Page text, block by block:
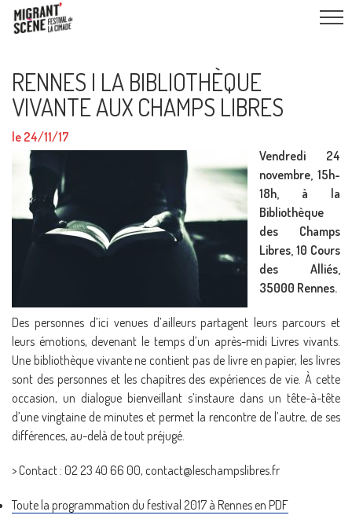
RENNES I LA BIBLIOTHÈQUE
VIVANTE AUX CHAMPS LIBRES
le 24/11/17
Vendredi 24
novembre, 15h-
18h, à la
Bibliothèque
des Champs
Libres, 10 Cours
des Alliés,
35000 Rennes.
Des personnes d’ici venues d’ailleurs partagent leurs parcours et
leurs émotions, devenant le temps d’un après-midi Livres vivants.
Une bibliothèque vivante ne contient pas de livre en papier, les livres
sont des personnes et les chapitres des expériences de vie. À cette
occasion, un dialogue bienveillant s’instaure dans un tête-à-tête
d’une vingtaine de minutes et permet la rencontre de l’autre, de ses
différences, au-delà de tout préjugé.
> Contact : 02 23 40 66 00, contact@leschampslibres.fr
Toute la programmation du festival 2017 à Rennes en PDF